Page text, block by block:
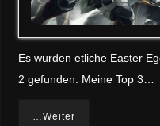
Es wurden etliche Easter
2 gefunden. Meine Top 3…
…Weiter